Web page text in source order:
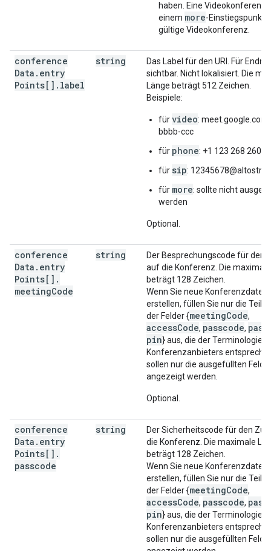
haben. Eine Videokonferenz
einem more-Einstiegspunkt
gültige Videokonferenz.
conference
Data . entry
Points[] . label
string
Das Label für den URI. Für
sichtbar. Nicht lokalisiert. Die
Länge beträgt 512 Zeichen.
Beispiele:
fürvideo:
bbbb-ccc
für phone: +1 123 268 2601
für sip:
für more: sollte nicht
werden
Optional.
conference
Data . entry
Points[] .
meetingCode
string
Der Besprechungscode für den
auf die Konferenz. Die
beträgt 128 Zeichen.
Wenn Sie neue Konferenzdaten
erstellen, füllen Sie nur die
der Felder {meetingCode,
accessCode, passcode,
pin} aus, die der Terminologie
Konferenzanbieters
sollen nur die ausgefüllten
angezeigt werden.
Optional.
conference
Data . entry
Points[] .
passcode
string
Der Sicherheitscode für den
die Konferenz. Die maximale
beträgt 128 Zeichen.
Wenn Sie neue Konferenzdaten
erstellen, füllen Sie nur die
der Felder {meetingCode,
accessCode, passcode,
pin} aus, die der Terminologie
Konferenzanbieters
sollen nur die ausgefüllten